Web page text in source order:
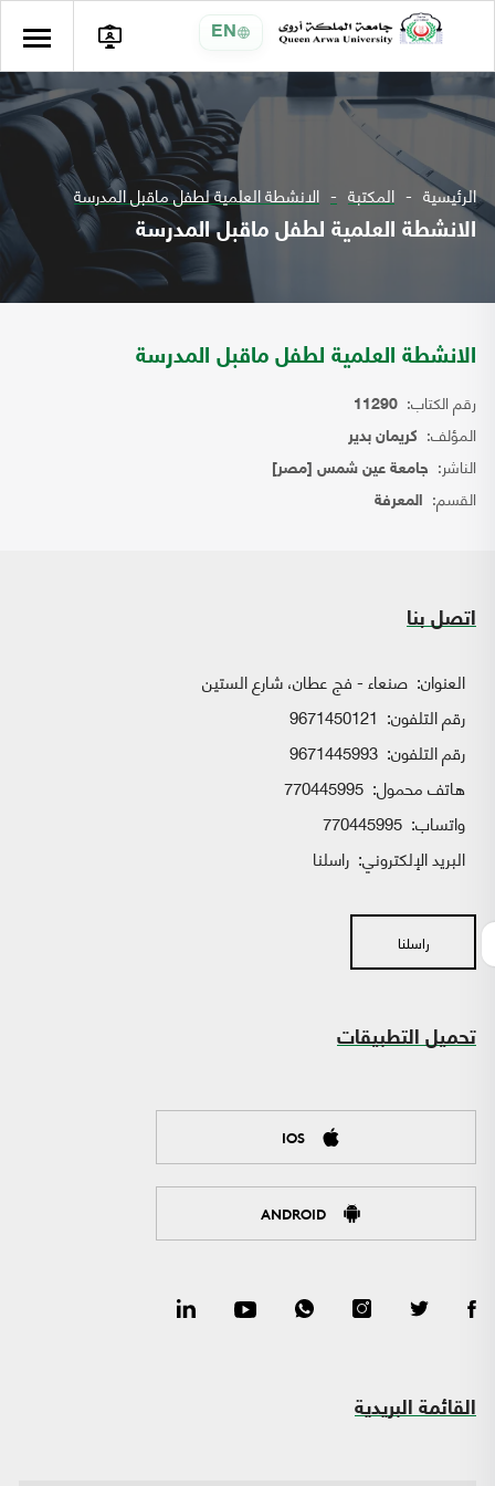
EN
الرئيسية المكتبة الانشطة العلمية لطفل ماقبل المدرسة
الانشطة العلمية لطفل ماقبل المدرسة
الانشطة العلمية لطفل ماقبل المدرسة
رقم الكتاب: 11290
المؤلف: كريمان بدير
الناشر: جامعة عين شمس [مصر]
القسم: المعرفة
اتصل بنا
العنوان: صنعاء - فج عطان، شارع الستين
رقم التلفون: 9671450121
رقم التلفون: 9671445993
هاتف محمول: 770445995
واتساب:
البريد الإلكتروني: راسلنا
راسلنا
تحميل التطبيقات
IOS
ANDROID
القائمة البريدية